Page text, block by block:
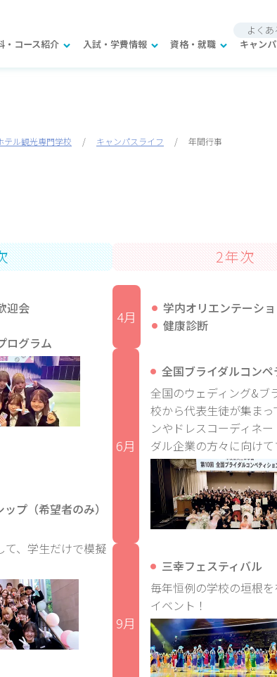
よく
・コース紹介 入試・学費情報 資格・就職 キャン
テル観光専門学校 / キャンパスライフ / 年間行事
迎会
ログラム
プ（希望者のみ）
て、学生だけで模擬
2年次
4月
学内オリエンテーシ
健康診断
6月
全国ブライダルコン
全国のウェディング&ブ
校から代表生徒が集ま
ンやドレスコーディネ
ダル企業の方々に向け
9月
三幸フェスティバル
毎年恒例の学校の垣根
イベント！